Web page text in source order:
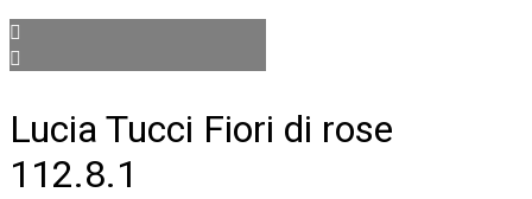
Lucia Tucci Fiori di rose
112.8.1